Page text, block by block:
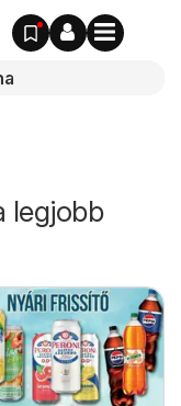
legjobb